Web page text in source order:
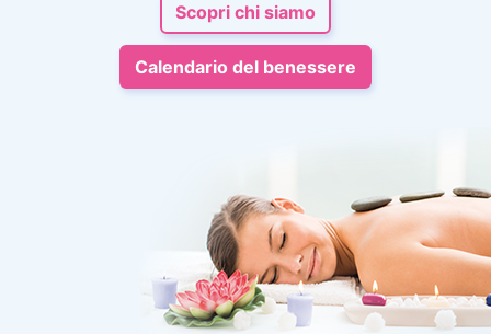
Scopri chi siamo
Calendario del benessere